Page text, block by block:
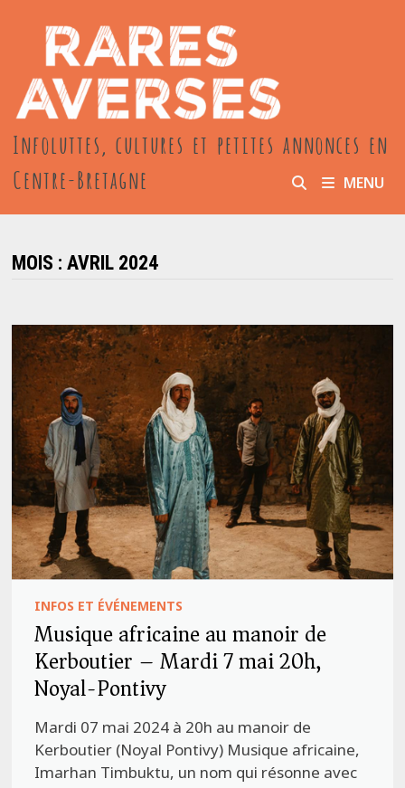
contenu
Infoluttes, cultures et petites annonces en
Centre-Bretagne
MENU
MOIS :AVRIL 2024
INFOS ET ÉVÉNEMENTS
Musique africaine au manoir de
Kerboutier – Mardi 7 mai 20h,
Noyal-Pontivy
Mardi 07 mai 2024 à 20h au manoir de
Kerboutier (Noyal Pontivy) Musique africaine,
Imarhan Timbuktu, un nom qui résonne avec